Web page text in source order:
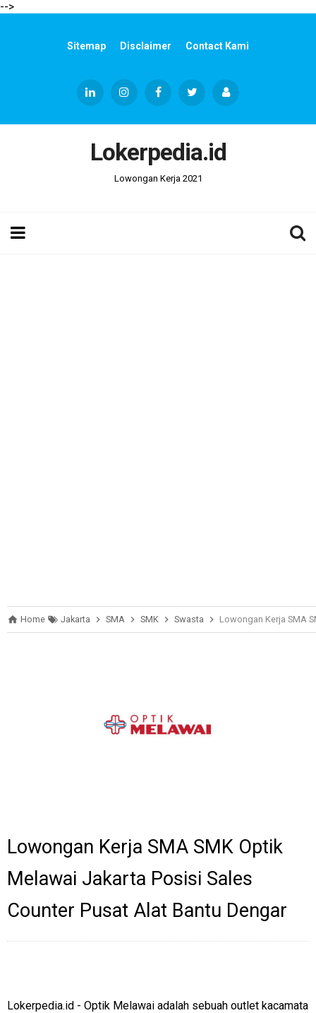
-->
Sitemap Disclaimer Contact Kami
Lokerpedia.id
Lowongan Kerja 2021
Home Jakarta SMA SMK Swasta Lowongan Kerja SMA
Lowongan Kerja SMA SMK Optik
Melawai Jakarta Posisi Sales
Counter Pusat Alat Bantu Dengar
Lokerpedia.id - Optik Melawai adalah sebuah outlet kacamata